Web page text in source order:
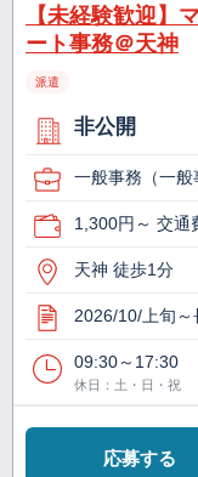
【未経験歓迎】
ート事務＠天神
派遣
非公開
一般事務（一般
1,300円～ 交通
天神 徒歩1分
2026/10/上旬～
09:30～17:30
休日：土・日・祝
応募する